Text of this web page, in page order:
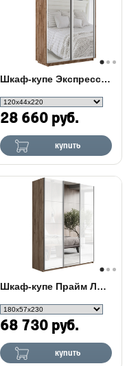
Шкаф-купе Экспресс Люкс 2-х дверный (Зеркало)
28 660 руб.
купить
Шкаф-купе Прайм Люкс з-х дверный (Стекло/зеркало)
68 730 руб.
купить